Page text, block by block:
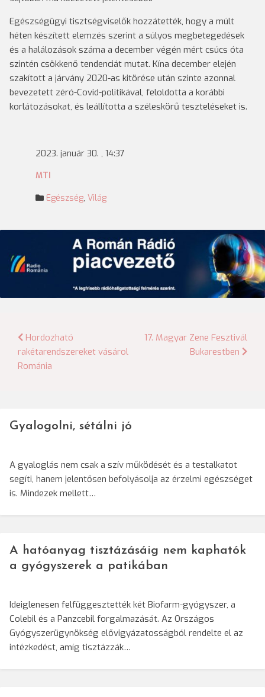
Egészségügyi tisztségviselők hozzátették, hogy a múlt
héten készített elemzés szerint a súlyos megbetegedések
és a halálozások száma a december végén mért csúcs óta
szintén csökkenő tendenciát mutat. Kína december elején
szakított a járvány 2020-as kitörése után szinte azonnal
bevezetett zéró-Covid-politikával, feloldotta a korábbi
korlátozásokat, és leállította a széleskörű teszteléseket is.
2023. január 30. , 14:37
MTI
Egészség, Világ
Bejegyzés
navigáció
Hordozható
rakétarendszereket vásárol
Románia
17. Magyar Zene Fesztivál
Bukarestben
Gyalogolni, sétálni jó
A gyaloglás nem csak a szív működését és a testalkatot
segíti, hanem jelentősen befolyásolja az érzelmi egészséget
is. Mindezek mellett…
A hatóanyag tisztázásáig nem kaphatók
a gyógyszerek a patikában
Ideiglenesen felfüggesztették két Biofarm-gyógyszer, a
Colebil és a Panzcebil forgalmazását. Az Országos
Gyógyszerügynökség elővigyázatosságból rendelte el az
intézkedést, amíg tisztázzák…